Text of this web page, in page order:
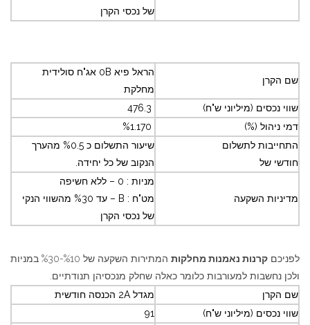
של נכסי הקרן
שם הקרן
הראל פיא 0B אג"ח סולידית
מחלקת
שווי נכסים (מיליוני ש"ח)
דמי ניהול (%)
התחייבות לתשלום
חודשי של
שיעור התשלום כ %0.5 מהערך
הנקוב של כל יחידה.
מדיניות השקעה
מניות : 0 – ללא חשיפה
מט"ח : B – עד %30 מהשווי הנקי
של נכסי הקרן
לפניכם קרנות נאמנות מחלקות
המתירות השקעה של %10-%30 במניות
ולכן נחשבות למעורבות כלומר כאלה שחלק מנכסיהן תנודתיים.
שם הקרן
מגדל 2A הכנסה חודשית
שווי נכסים (מיליוני ש"ח)
91